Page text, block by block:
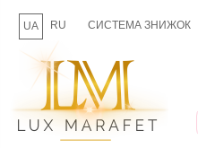
UA RU СИСТЕМА ЗНИЖОК